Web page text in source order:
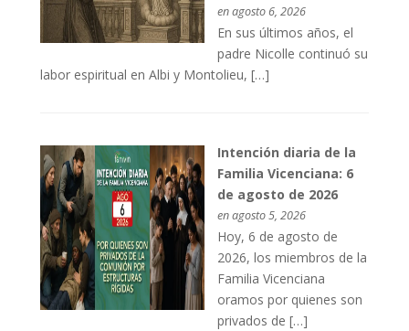
en agosto 6, 2026
En sus últimos años, el
padre Nicolle continuó su
labor espiritual en Albi y Montolieu, […]
Intención diaria de la
Familia Vicenciana: 6
de agosto de 2026
en agosto 5, 2026
Hoy, 6 de agosto de
2026, los miembros de la
Familia Vicenciana
oramos por quienes son
privados de […]